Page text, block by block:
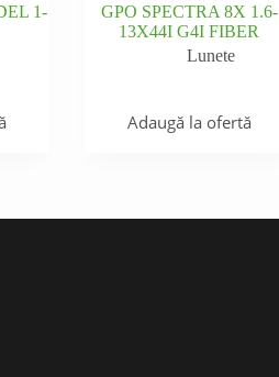
1-
GPO SPECTRA 8X 1.6-
13X44I G4I FIBER
Lunete
Adaugă la ofertă